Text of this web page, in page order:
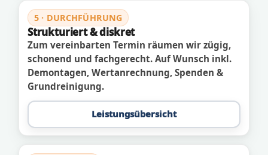
5 · DURCHFÜHRUNG
Strukturiert & diskret
Zum vereinbarten Termin räumen wir zügig,
schonend und fachgerecht. Auf Wunsch inkl.
Demontagen, Wertanrechnung, Spenden &
Grundreinigung.
Leistungsübersicht